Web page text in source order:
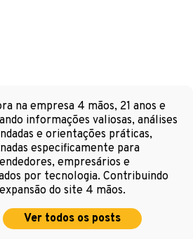
na empresa 4 mãos, 21 anos e
informações valiosas, análises
e orientações práticas,
especificamente para
empresários e
por tecnologia. Contribuindo
do site 4 mãos.
Ver todos os posts